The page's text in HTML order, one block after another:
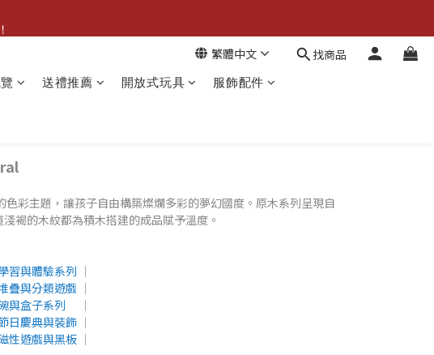
繁體中文 找商品
送禮推薦 開放式玩具 服飾配件
彩主題，讓孩子自由構築燦爛多彩的夢幻國度。原木系列呈現自
褐的木紋都為積木搭建的成品賦予溫度。
習與體驗系列 │
疊與分類遊戲 │
與盒子系列
│
日慶典與裝飾 │
性遊戲與黑板 │